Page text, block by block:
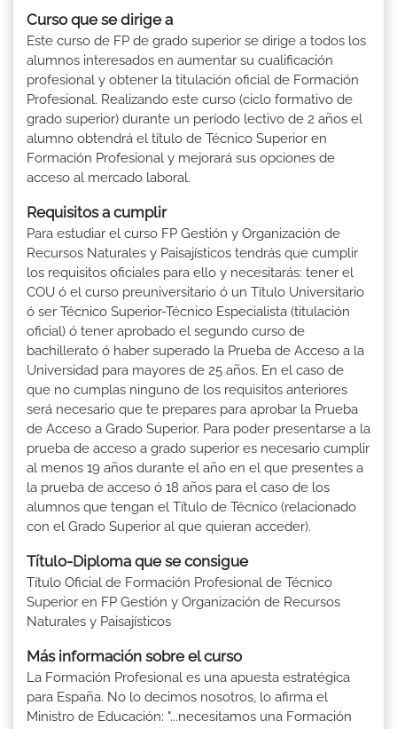
Curso que se dirige a
Este curso de FP de grado superior se dirige a todos los
alumnos interesados en aumentar su cualificación
profesional y obtener la titulación oficial de Formación
Profesional. Realizando este curso (ciclo formativo de
grado superior) durante un período lectivo de 2 años el
alumno obtendrá el título de Técnico Superior en
Formación Profesional y mejorará sus opciones de
acceso al mercado laboral.
Requisitos a cumplir
Para estudiar el curso FP Gestión y Organización de
Recursos Naturales y Paisajísticos tendrás que cumplir
los requisitos oficiales para ello y necesitarás: tener el
COU ó el curso preuniversitario ó un Título Universitario
ó ser Técnico Superior-Técnico Especialista (titulación
oficial) ó tener aprobado el segundo curso de
bachillerato ó haber superado la Prueba de Acceso a la
Universidad para mayores de 25 años. En el caso de
que no cumplas ninguno de los requisitos anteriores
será necesario que te prepares para aprobar la Prueba
de Acceso a Grado Superior. Para poder presentarse a la
prueba de acceso a grado superior es necesario cumplir
al menos 19 años durante el año en el que presentes a
la prueba de acceso ó 18 años para el caso de los
alumnos que tengan el Título de Técnico (relacionado
con el Grado Superior al que quieran acceder).
Título-Diploma que se consigue
Título Oficial de Formación Profesional de Técnico
Superior en FP Gestión y Organización de Recursos
Naturales y Paisajísticos
Más información sobre el curso
La Formación Profesional es una apuesta estratégica
para España. No lo decimos nosotros, lo afirma el
Ministro de Educación: "...necesitamos una Formación